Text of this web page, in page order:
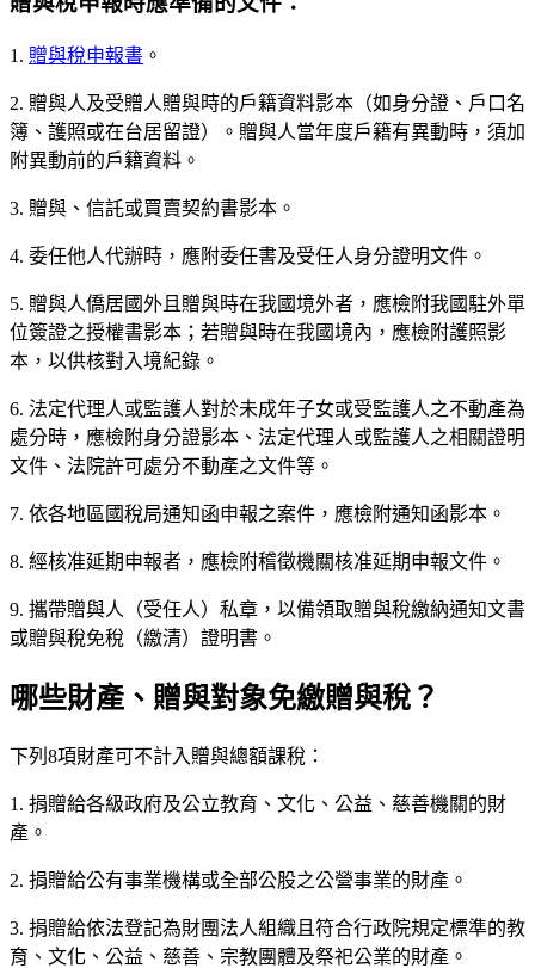
1. 贈與稅申報書 。
2. 贈與人及受贈人贈與時的戶籍資料影本（如身分證、戶口名
簿、護照或在台居留證）。贈與人當年度戶籍有異動時，須加
附異動前的戶籍資料。
3. 贈與、信託或買賣契約書影本。
4. 委任他人代辦時，應附委任書及受任人身分證明文件。
5. 贈與人僑居國外且贈與時在我國境外者，應檢附我國駐外單
位簽證之授權書影本；若贈與時在我國境內，應檢附護照影
本，以供核對入境紀錄。
6. 法定代理人或監護人對於未成年子女或受監護人之不動產為
處分時，應檢附身分證影本、法定代理人或監護人之相關證明
文件、法院許可處分不動產之文件等。
7. 依各地區國稅局通知函申報之案件，應檢附通知函影本。
8. 經核准延期申報者，應檢附稽徵機關核准延期申報文件。
9. 攜帶贈與人（受任人）私章，以備領取贈與稅繳納通知文書
或贈與稅免稅（繳清）證明書。
哪些財產、贈與對象免繳贈與稅？
下列8項財產可不計入贈與總額課稅：
1. 捐贈給各級政府及公立教育、文化、公益、慈善機關的財
產。
2. 捐贈給公有事業機構或全部公股之公營事業的財產。
3. 捐贈給依法登記為財團法人組織且符合行政院規定標準的教
育、文化、公益、慈善、宗教團體及祭祀公業的財產。